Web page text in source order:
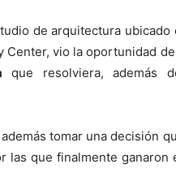
de arquitectura
Center, vio la oportunidad
que resolviera, además
tomar una decisión
las que finalmente